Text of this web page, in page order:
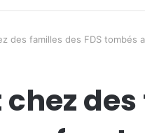
des familles des FDS tombés
chez